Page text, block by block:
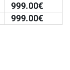
999.00€
999.00€